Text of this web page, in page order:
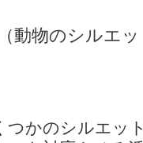
動物のシルエ
つかのシルエッ